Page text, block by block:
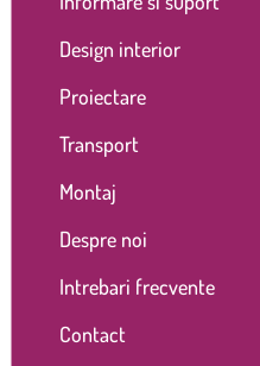
Design interior
Proiectare
Transport
Montaj
Despre noi
Intrebari frecvente
Contact